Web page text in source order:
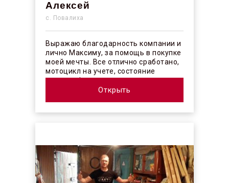
Алексей
с. Повалиха
Выражаю благодарность компании и
лично Максиму, за помощь в покупке
моей мечты. Все отлично сработано,
мотоцикл на учете, состояние
отличное! ...
Открыть